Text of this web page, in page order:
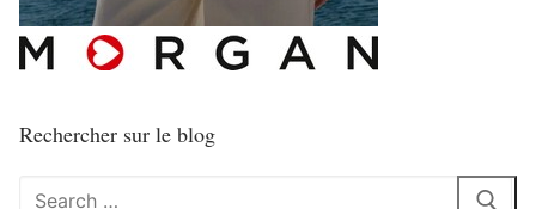
Rechercher sur le blog
Rechercher